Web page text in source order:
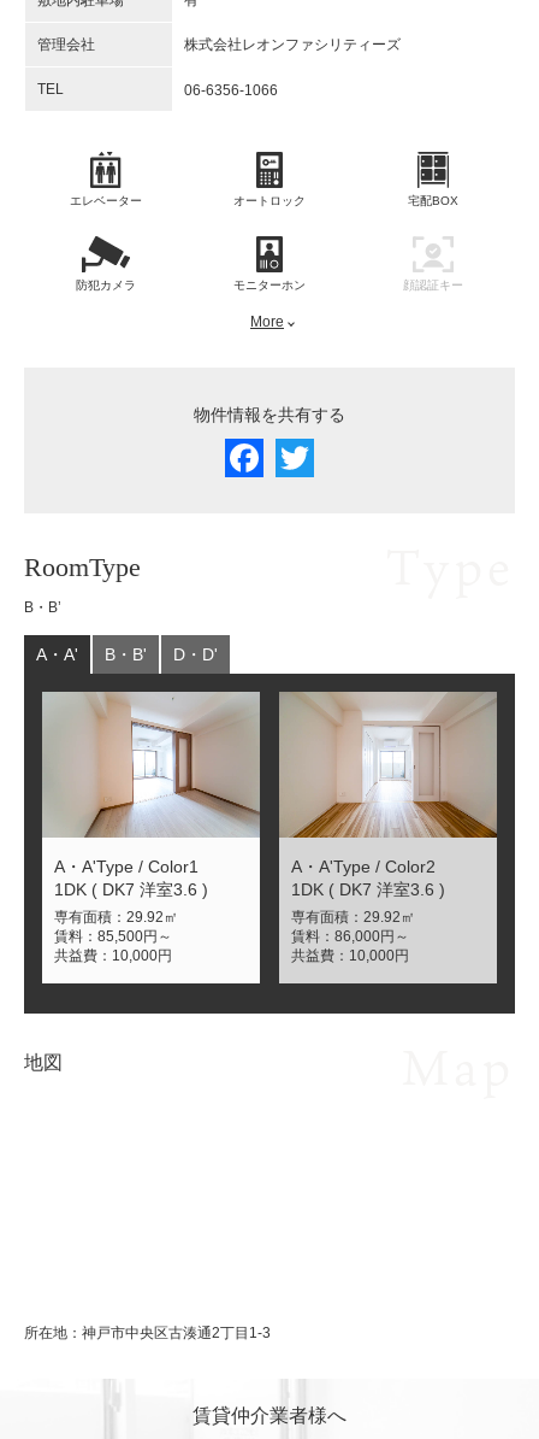
管理会社 株式会社レオンファシリティーズ
TEL 06-6356-1066
エレベーター オートロック 宅配BOX
防犯カメラ モニターホン 顔認証キー
シャンプー
ドレッサー
More
物件情報を共有する
RoomType
B・B’
A・A' B・B' D・D'
A・A'Type / Color1
1DK ( DK7 洋室3.6 )
専有面積： 29.92 ㎡
賃料： 85,500円～
共益費： 10,000円
A・A'Type / Color2
1DK ( DK7 洋室3.6 )
専有面積： 29.92 ㎡
賃料： 86,000円～
共益費： 10,000円
地図
所在地： 神戸市中央区古湊通2丁目1-3
賃貸仲介業者様へ